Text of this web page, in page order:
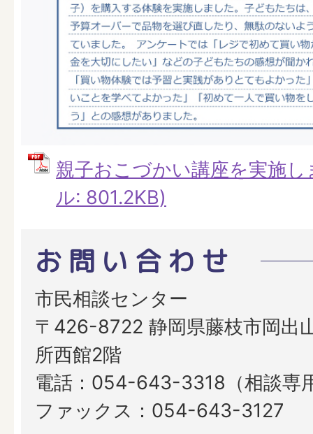
親子おこづかい講座を実施
ル: 801.2KB)
お問い合わせ
市民相談センター
〒426-8722 静岡県藤枝市岡出
所西館2階
電話：054-643-3318（相談専
ファックス：054-643-3127